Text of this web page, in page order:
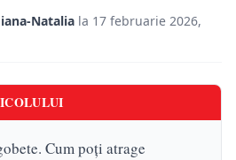
Natalia la 17 februarie 2026,
Cum poți atrage